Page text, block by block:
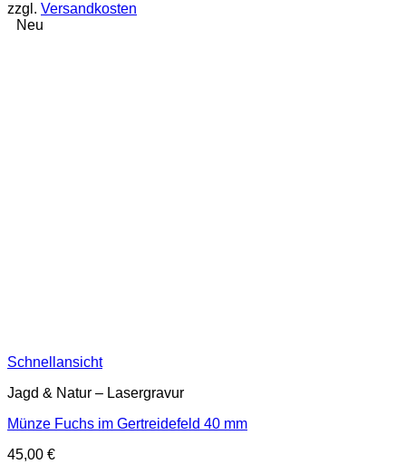
zzgl. Versandkosten
Neu
Schnellansicht
Jagd & Natur – Lasergravur
Münze Fuchs im Gertreidefeld 40 mm
45,00 €